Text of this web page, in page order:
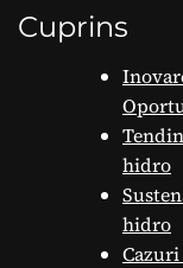
Cuprins
hidro
hidro